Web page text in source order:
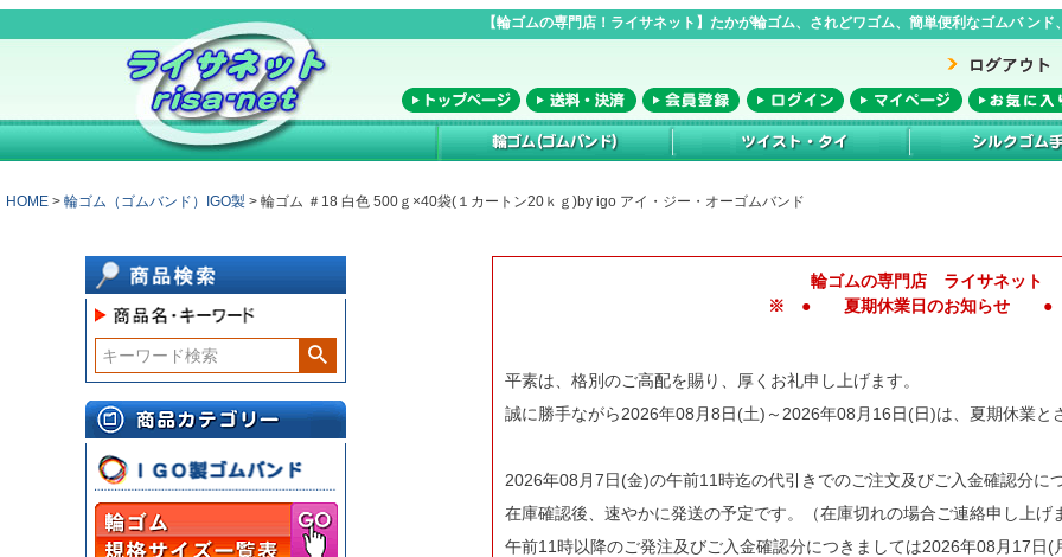
【輪ゴムの専門店！ライサネット】たかが輪ゴム、されどワゴム、簡単便利なゴムバ ン
HOME 輪ゴム（ゴムバンド）IGO製 輪ゴム ＃18 白色 500ｇ×40袋(１カートン20ｋｇ)by igo アイ・ジー・オーゴムバンド
輪ゴムの専門店 ライサネット
※ ● 夏期休業日のお知らせ
平素は、格別のご高配を賜り、厚くお礼申し上げます。
誠に勝手ながら2026年08月8日(土)～2026年08月16日(日)は、夏期休業と
2026年08月7日(金)の午前11時迄の代引きでのご注文及びご入金確認分に
在庫確認後、速やかに発送の予定です。（在庫切れの場合ご連絡申し上げ
午前11時以降のご発注及びご入金確認分につきましては2026年08月17日(